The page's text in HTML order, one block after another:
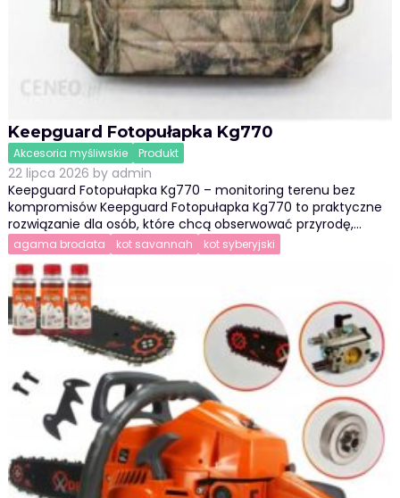
Keepguard Fotopułapka Kg770
Akcesoria myśliwskie Produkt
22 lipca 2026 by admin
Keepguard Fotopułapka Kg770 – monitoring terenu bez
kompromisów Keepguard Fotopułapka Kg770 to praktyczne
rozwiązanie dla osób, które chcą obserwować przyrodę,…
agama brodata kot savannah kot syberyjski